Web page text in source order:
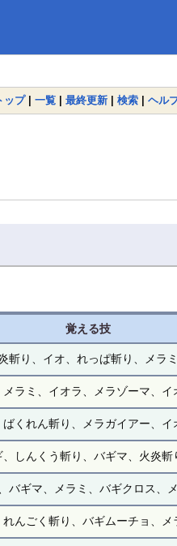
ップ| 一覧 | 最終更新 | 検索 | ヘル
覚える技
斬り、イオ、れっぱ斬り、メラ
ラミ、イオラ、メラゾーマ、イ
くれん斬り、メラガイアー、イ
、しんくう斬り、バギマ、火炎斬
バギマ、メラミ、バギクロス、メ
んごく斬り、バギムーチョ、メ